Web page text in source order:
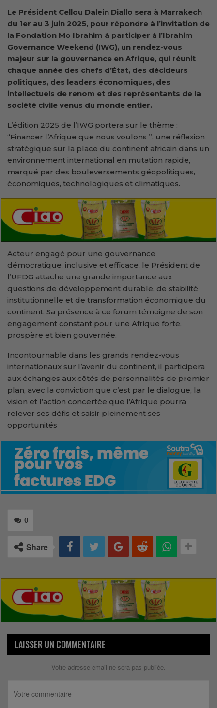
Le Président Cellou Dalein Diallo sera à Marrakech
du 1er au 3 juin 2025, pour répondre à l’invitation de
la Fondation Mo Ibrahim à participer à l’Ibrahim
Governance Weekend (IWG), un rendez-vous
majeur sur la gouvernance en Afrique, qui réunit
chaque année des chefs d’État, des décideurs
politiques, des leaders économiques, des
intellectuels de renom et des représentants de la
société civile venus du monde entier.
L’édition 2025 de l’IWG portera sur le thème :
“Financer l’Afrique que nous voulons ”, une réflexion
stratégique sur la place du continent africain dans un
environnement international en mutation rapide,
marqué par des bouleversements géopolitiques,
économiques, technologiques et climatiques.
Acteur engagé pour une gouvernance
démocratique, inclusive et efficace, le Président de
l’UFDG attache une grande importance aux
questions de développement durable, de stabilité
institutionnelle et de transformation économique du
continent. Sa présence à ce forum témoigne de son
engagement constant pour une Afrique forte,
prospère et bien gouvernée.
Incontournable dans les grands rendez-vous
internationaux sur l’avenir du continent, il participera
aux échanges aux côtés de personnalités de premier
plan, avec la conviction que c’est par le dialogue, la
vision et l’action concertée que l’Afrique pourra
relever ses défis et saisir pleinement ses
opportunités
0
Share
LAISSER UN COMMENTAIRE
Votre adresse email ne sera pas publiée.